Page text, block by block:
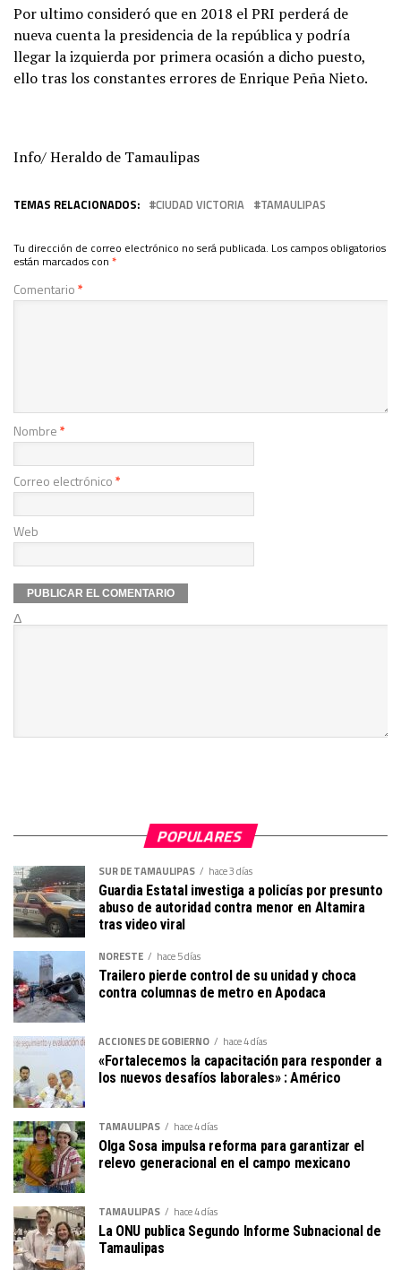
Por ultimo consideró que en 2018 el PRI perderá de
nueva cuenta la presidencia de la república y podría
llegar la izquierda por primera ocasión a dicho puesto,
ello tras los constantes errores de Enrique Peña Nieto.
Info/ Heraldo de Tamaulipas
TEMAS RELACIONADOS: CIUDAD VICTORIA TAMAULIPAS
Tu dirección de correo electrónico no será publicada. Los campos obligatorios
están marcados con *
Comentario*
Nombre*
Correo electrónico*
Web
Δ
POPULARES
SUR DE TAMAULIPAS hace 3 días
Guardia Estatal investiga a policías por presunto
abuso de autoridad contra menor en Altamira
tras video viral
NORESTE hace 5 días
Trailero pierde control de su unidad y choca
contra columnas de metro en Apodaca
ACCIONES DE GOBIERNO hace 4 días
«Fortalecemos la capacitación para responder a
los nuevos desafíos laborales» : Américo
TAMAULIPAS hace 4 días
Olga Sosa impulsa reforma para garantizar el
relevo generacional en el campo mexicano
TAMAULIPAS hace 4 días
La ONU publica Segundo Informe Subnacional de
Tamaulipas